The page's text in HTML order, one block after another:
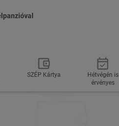
SZÉP Kártya
Hétvégén is
érvényes